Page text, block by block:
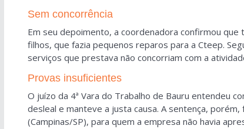
Sem concorrência
Em seu depoimento, a coordenadora confirmou
filhos, que fazia pequenos reparos para a Cteep.
serviços que prestava não concorriam com a
Provas insuficientes
O juízo da 4ª Vara do Trabalho de Bauru entendeu
desleal e manteve a justa causa. A sentença,
(Campinas/SP), para quem a empresa não havia